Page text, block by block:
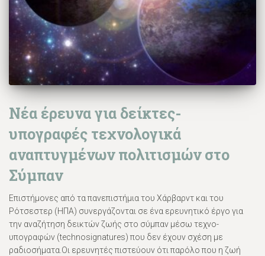
Νέα έρευνα για δείκτες-
υπογραφές τεχνολογικά
αναπτυγμένων πολιτισμών στο
Σύμπαν
Επιστήμονες από τα πανεπιστήμια του Χάρβαρντ και του
Ρότσεστερ (ΗΠΑ) συνεργάζονται σε ένα ερευνητικό έργο για
την αναζήτηση δεικτών ζωής στο σύμπαν μέσω τεχνο-
υπογραφών (technosignatures) που δεν έχουν σχέση με
ραδιοσήματα.Οι ερευνητές πιστεύουν ότι παρόλο που η ζωή